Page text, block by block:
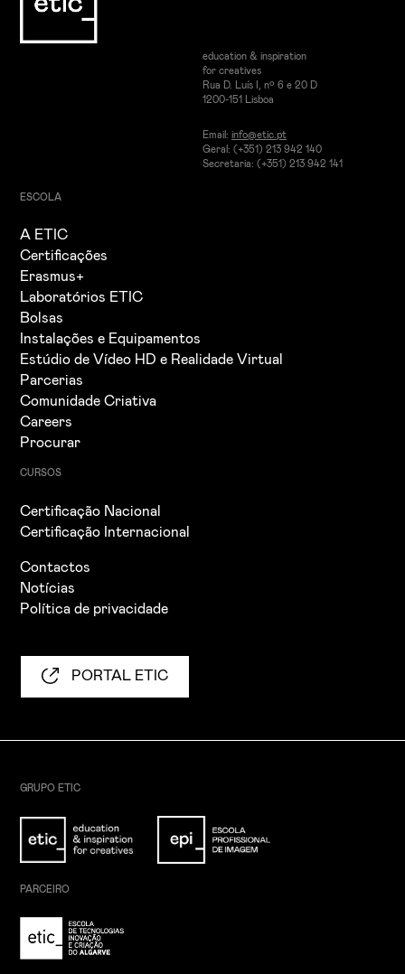
education & inspiration
for creatives
Rua D. Luís I, nº 6 e 20 D
1200-151 Lisboa
Email: info@etic.pt
Geral: (+351) 213 942 140
Secretaria: (+351) 213 942 141
ESCOLA
A ETIC
Certificações
Erasmus+
Laboratórios ETIC
Bolsas
Instalações e Equipamentos
Estúdio de Vídeo HD e Realidade Virtual
Parcerias
Comunidade Criativa
Careers
Procurar
CURSOS
Certificação Nacional
Certificação Internacional
Contactos
Notícias
Política de privacidade
PORTAL ETIC
GRUPO ETIC
PARCEIRO